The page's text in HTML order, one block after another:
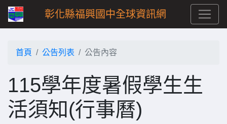
彰化縣福興國中全球資訊網
首頁 公告列表 公告內容
115學年度暑假學生生
活須知(行事曆)